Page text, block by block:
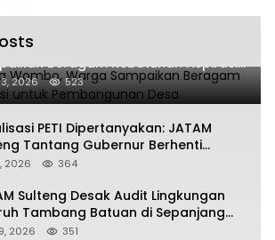
di Desa Wombo, Warga
Beragam Kebutuhan Aspirasi
Pembangunan Desa
2026 523
PETI Dipertanyakan: JATAM
Tantang Gubernur Berhenti
Tambang dan Selamatkan
2026 364
Sulteng Desak Audit Lingkungan
Tambang Batuan di Sepanjang
Palu–Donggala
2026 351